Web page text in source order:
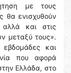
με τους
θα ενισχυθούν
και στις
μεταξύ τους».
εβδομάδες και
που αφορά
Ελλάδα, στο